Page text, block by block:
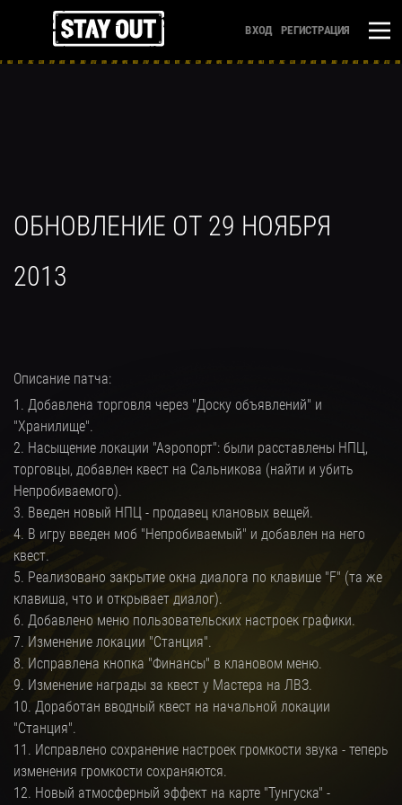
ВХОД РЕГИСТРАЦИЯ
ОБНОВЛЕНИЕ ОТ 29 НОЯБРЯ
2013
Описание патча:
1. Добавлена торговля через "Доску объявлений" и
"Хранилище".
2. Насыщение локации "Аэропорт": были расставлены НПЦ,
торговцы, добавлен квест на Сальникова (найти и убить
Непробиваемого).
3. Введен новый НПЦ - продавец клановых вещей.
4. В игру введен моб "Непробиваемый" и добавлен на него
квест.
5. Реализовано закрытие окна диалога по клавише "F" (та же
клавиша, что и открывает диалог).
6. Добавлено меню пользовательских настроек графики.
7. Изменение локации "Станция".
8. Исправлена кнопка "Финансы" в клановом меню.
9. Изменение награды за квест у Мастера на ЛВЗ.
10. Доработан вводный квест на начальной локации
"Станция".
11. Исправлено сохранение настроек громкости звука - теперь
изменения громкости сохраняются.
12. Новый атмосферный эффект на карте "Тунгуска" -